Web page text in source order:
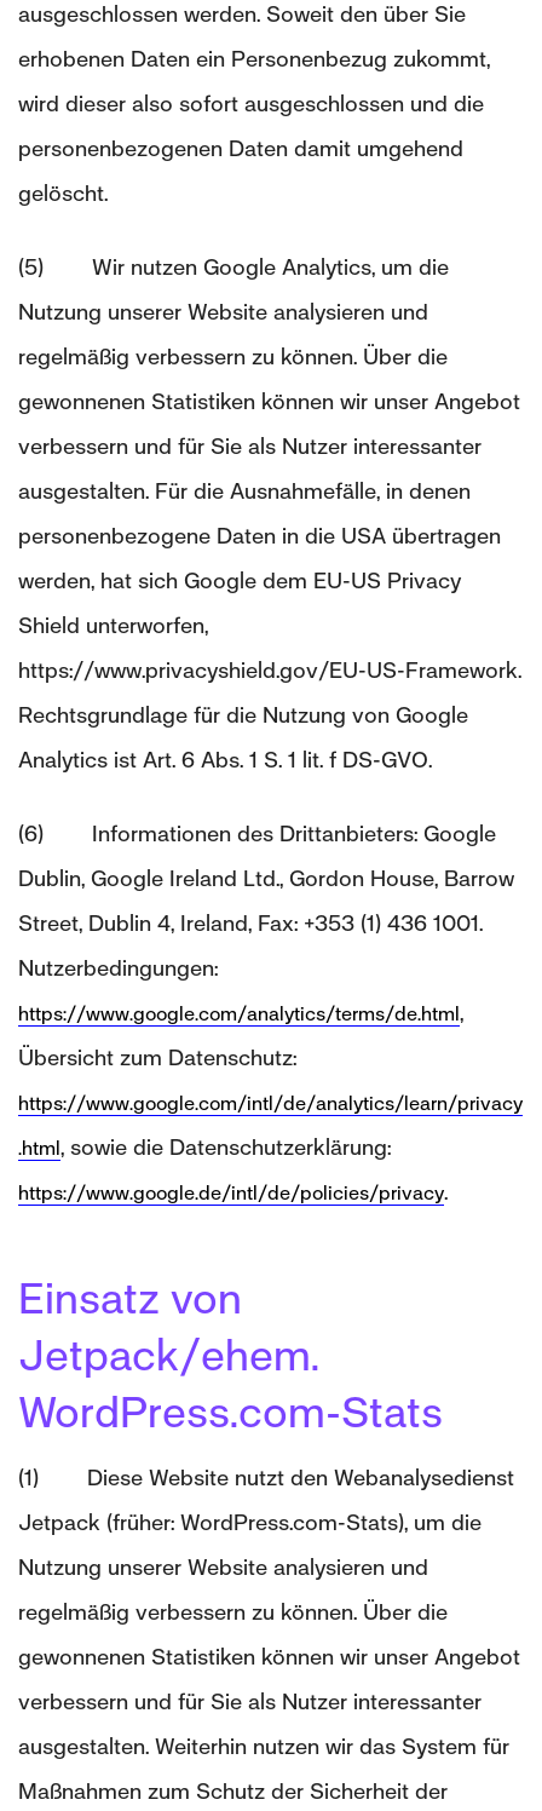
ausgeschlossen werden. Soweit den über Sie
erhobenen Daten ein Personenbezug zukommt,
wird dieser also sofort ausgeschlossen und die
personenbezogenen Daten damit umgehend
gelöscht.
(5) Wir nutzen Google Analytics, um die
Nutzung unserer Website analysieren und
regelmäßig verbessern zu können. Über die
gewonnenen Statistiken können wir unser Angebot
verbessern und für Sie als Nutzer interessanter
ausgestalten. Für die Ausnahmefälle, in denen
personenbezogene Daten in die USA übertragen
werden, hat sich Google dem EU-US Privacy
Shield unterworfen,
https://www.privacyshield.gov/EU-US-Framework.
Rechtsgrundlage für die Nutzung von Google
Analytics ist Art. 6 Abs. 1 S. 1 lit. f DS-GVO.
(6) Informationen des Drittanbieters: Google
Dublin, Google Ireland Ltd., Gordon House, Barrow
Street, Dublin 4, Ireland, Fax: +353 (1) 436 1001.
Nutzerbedingungen:
https://www.google.com/analytics/terms/de.html,
Übersicht zum Datenschutz:
https://www.google.com/intl/de/analytics/learn/privacy
.html, sowie die Datenschutzerklärung:
https://www.google.de/intl/de/policies/privacy.
Einsatz von
Jetpack/ehem.
WordPress.com-Stats
(1) Diese Website nutzt den Webanalysedienst
Jetpack (früher: WordPress.com-Stats), um die
Nutzung unserer Website analysieren und
regelmäßig verbessern zu können. Über die
gewonnenen Statistiken können wir unser Angebot
verbessern und für Sie als Nutzer interessanter
ausgestalten. Weiterhin nutzen wir das System für
Maßnahmen zum Schutz der Sicherheit der